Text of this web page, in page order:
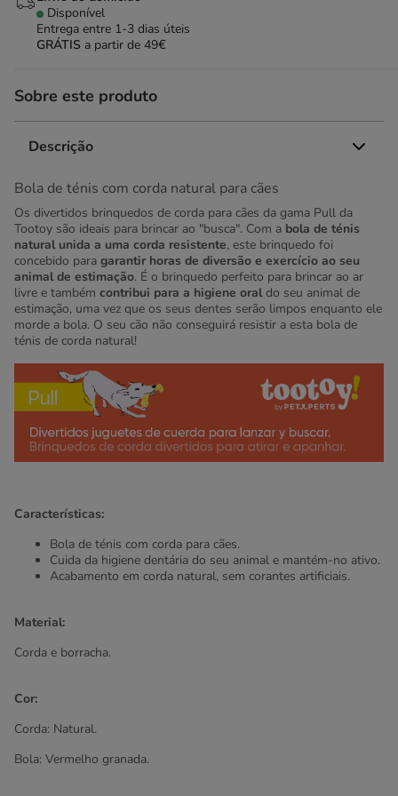
Disponível
Entrega entre 1-3 dias úteis
GRÁTIS a partir de 49€
Sobre este produto
Descrição
Bola de ténis com corda natural para cães
Os divertidos brinquedos de corda para cães da gama Pull da
Tootoy são ideais para brincar ao "busca". Com a bola de ténis
natural unida a uma corda resistente, este brinquedo foi
concebido para garantir horas de diversão e exercício ao seu
animal de estimação. É o brinquedo perfeito para brincar ao ar
livre e também contribui para a higiene oraldo seu animal de
estimação, uma vez que os seus dentes serão limpos enquanto ele
morde a bola. O seu cão não conseguirá resistir a esta bola de
ténis de corda natural!
Características:
Bola de ténis com corda para cães.
Cuida da higiene dentária do seu animal e mantém-no ativo.
Acabamento em corda natural, sem corantes artificiais.
Material:
Corda e borracha.
Cor:
Corda: Natural.
Bola: Vermelho granada.